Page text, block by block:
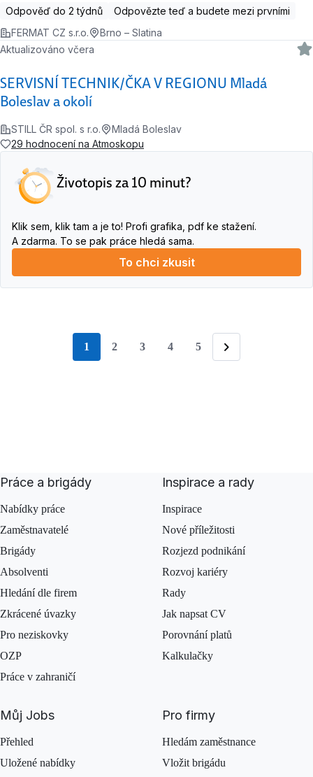
Odpověď do 2 týdnů
Odpovězte teď a budete mezi prvními
FERMAT CZ s.r.o.
Brno – Slatina
SERVISNÍ TECHNIK/ČKA V REGIONU Mladá
Boleslav a okolí
Aktualizováno včera
STILL ČR spol. s r.o.
Mladá Boleslav
29 hodnocení na Atmoskopu
Životopis za 10 minut?
Klik sem, klik tam a je to! Profi grafika, pdf ke stažení.
A zdarma. To se pak práce hledá sama.
To chci zkusit
stránka
1 2 3 4 5
Následující
Práce a brigády
Nabídky práce
Zaměstnavatelé
Brigády
Absolventi
Hledání dle firem
Zkrácené úvazky
Pro neziskovky
OZP
Práce v zahraničí
Inspirace a rady
Inspirace
Nové příležitosti
Rozjezd podnikání
Rozvoj kariéry
Rady
Jak napsat CV
Porovnání platů
Kalkulačky
Můj Jobs
Přehled
Uložené nabídky
Pro firmy
Hledám zaměstnance
Vložit brigádu